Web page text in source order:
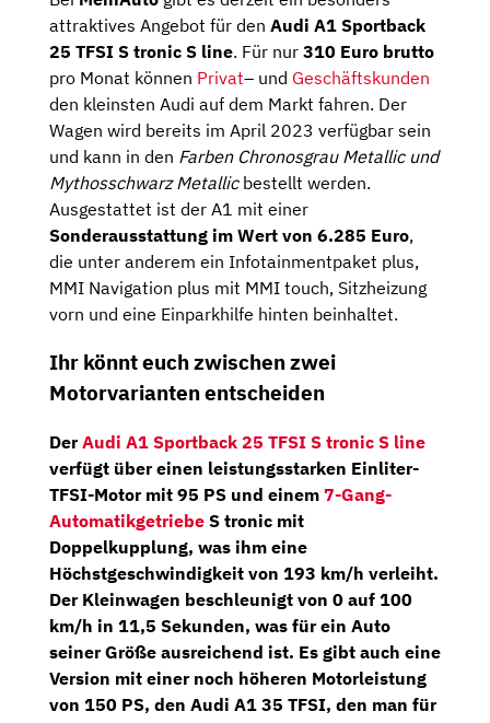
attraktives Angebot für den Audi A1 Sportback
25 TFSI S tronic S line. Für nur 310 Euro brutto
pro Monat können Privat– und Geschäftskunden
den kleinsten Audi auf dem Markt fahren. Der
Wagen wird bereits im April 2023 verfügbar sein
und kann in den Farben Chronosgrau Metallic und
Mythosschwarz Metallicbestellt werden.
Ausgestattet ist der A1 mit einer
Sonderausstattung im Wert von 6.285 Euro,
die unter anderem ein Infotainmentpaket plus,
MMI Navigation plus mit MMI touch, Sitzheizung
vorn und eine Einparkhilfe hinten beinhaltet.
Ihr könnt euch zwischen zwei
Motorvarianten entscheiden
DerAudi A1 Sportback 25 TFSI S tronic S line
verfügt über einen leistungsstarken Einliter-
TFSI-Motor mit 95 PS und einem 7-Gang-
Automatikgetriebe S tronic mit
Doppelkupplung, was ihm eine
Höchstgeschwindigkeit von 193 km/h verleiht.
Der Kleinwagen beschleunigt von 0 auf 100
km/h in 11,5 Sekunden, was für ein Auto
seiner Größe ausreichend ist. Es gibt auch eine
Version mit einer noch höheren Motorleistung
von 150 PS, den Audi A1 35 TFSI, den man für